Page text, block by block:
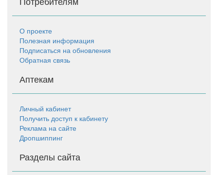
О проекте
Полезная информация
Подписаться на обновления
Обратная связь
Аптекам
Личный кабинет
Получить доступ к кабинету
Реклама на сайте
Дропшиппинг
Разделы сайта